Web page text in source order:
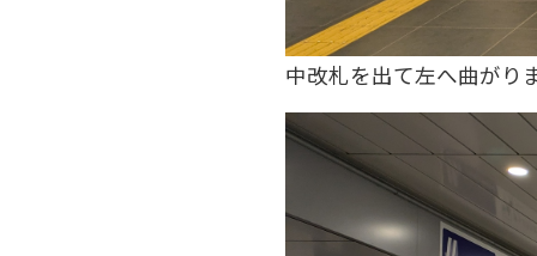
中改札を出て左へ曲がり